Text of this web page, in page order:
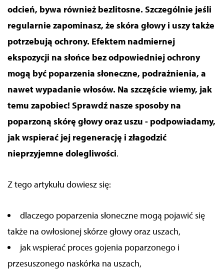
odcień, bywa również bezlitosne. Szczególnie jeśli
regularnie zapominasz, że skóra głowy i uszy także
potrzebują ochrony. Efektem nadmiernej
ekspozycji na słońce bez odpowiedniej ochrony
mogą być poparzenia słoneczne, podrażnienia, a
nawet wypadanie włosów. Na szczęście wiemy, jak
temu zapobiec! Sprawdź nasze sposoby na
poparzoną skórę głowy oraz uszu - podpowiadamy,
jak wspierać jej regenerację i złagodzić
nieprzyjemne dolegliwości.
Z tego artykułu dowiesz się:
dlaczego poparzenia słoneczne mogą pojawić się
także na owłosionej skórze głowy oraz uszach,
jak wspierać proces gojenia poparzonego i
przesuszonego naskórka na uszach,